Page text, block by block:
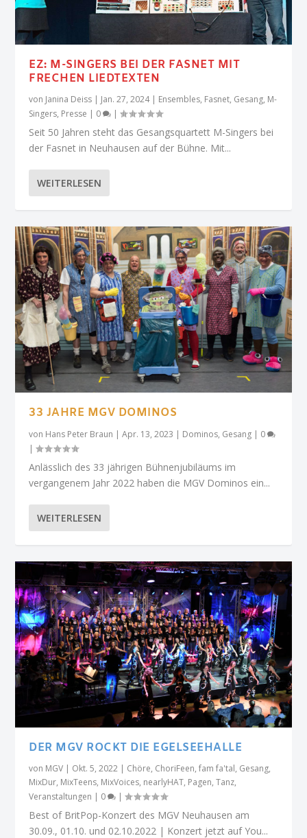
EZ: M-SINGERS BEI DER FASNET MIT
FRECHEN LIEDTEXTEN
von Janina Deiss | Jan. 27, 2024| Ensembles, Fasnet, Gesang, M-
Singers, Presse | 0 |
Seit 50 Jahren steht das Gesangsquartett M-Singers bei
der Fasnet in Neuhausen auf der Bühne. Mit...
WEITERLESEN
33 JAHRE MGV DOMINOS
von Hans Peter Braun |Apr. 13, 2023 | Dominos, Gesang | 0
|
Anlässlich des 33 jährigen Bühnenjubiläums im
vergangenem Jahr 2022 haben die MGV Dominos ein...
WEITERLESEN
DER MGV ROCKT DIE EGELSEEHALLE
von MGV | Okt. 5, 2022 | Chöre, ChoriFeen,fam fa'tal, Gesang,
MixDur, MixTeens, MixVoices, nearlyHAT, Pagen,Tanz,
Veranstaltungen | 0 |
Best of BritPop-Konzert des MGV Neuhausen am
30.09., 01.10. und 02.10.2022 | Konzert jetzt auf You...